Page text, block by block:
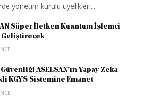
yönetim kurulu üyelikleri...
Süper İletken Kuantum İşlemci
ASELSAN’ın Yapay Zeka
KGYS Sistemine Emanet